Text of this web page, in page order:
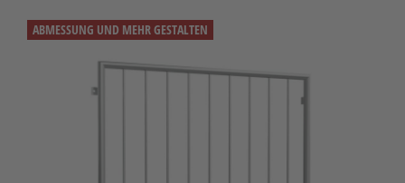
ABMESSUNG UND MEHR GESTALTEN